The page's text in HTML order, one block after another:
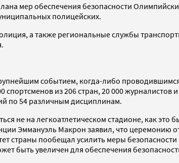
мер обеспечения безопасности
полицейских.
а также региональные службы
событием, когда-либо
из 206 стран, 20 000 журналистов
по 54 различным дисциплинам.
не на легкоатлетическом стадионе, как
Эммануэль Макрон заявил, что церемонию
страны пообещал усилить меры
быть увеличен для обеспечения